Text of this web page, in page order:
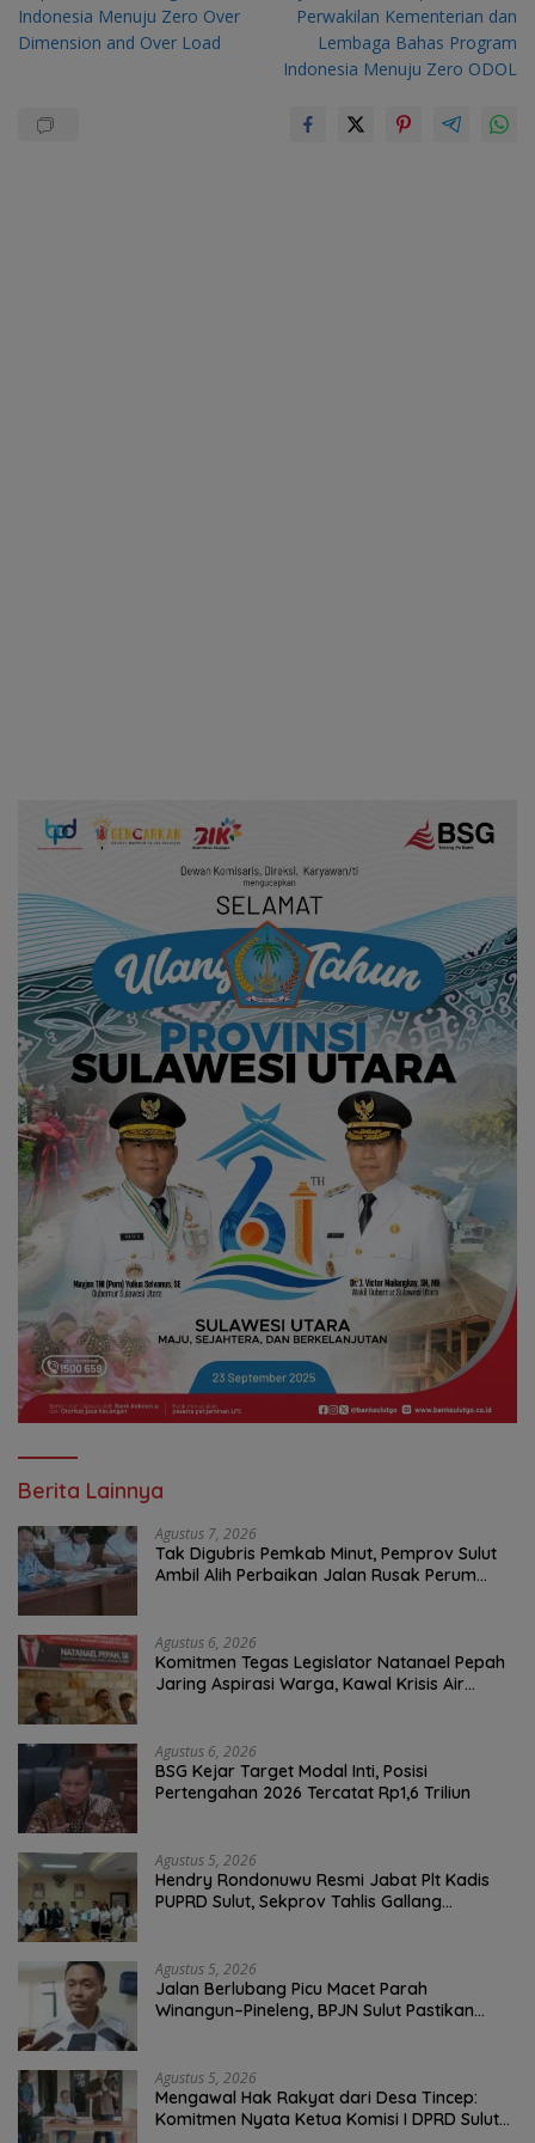
Indonesia Menuju Zero Over
Dimension and Over Load
Perwakilan Kementerian dan
Lembaga Bahas Program
Indonesia Menuju Zero ODOL
Berita Lainnya
Agustus 7, 2026
Tak Digubris Pemkab Minut, Pemprov Sulut
Ambil Alih Perbaikan Jalan Rusak Perum
Agustus 6, 2026
Komitmen Tegas Legislator Natanael Pepah
Jaring Aspirasi Warga, Kawal Krisis Air
Agustus 6, 2026
BSG Kejar Target Modal Inti, Posisi
Pertengahan 2026 Tercatat Rp1,6 Triliun
Agustus 5, 2026
Hendry Rondonuwu Resmi Jabat Plt Kadis
PUPRD Sulut, Sekprov Tahlis Gallang
Agustus 5, 2026
Jalan Berlubang Picu Macet Parah
Winangun–Pineleng, BPJN Sulut Pastikan
Agustus 5, 2026
Mengawal Hak Rakyat dari Desa Tincep:
Komitmen Nyata Ketua Komisi I DPRD Sulut